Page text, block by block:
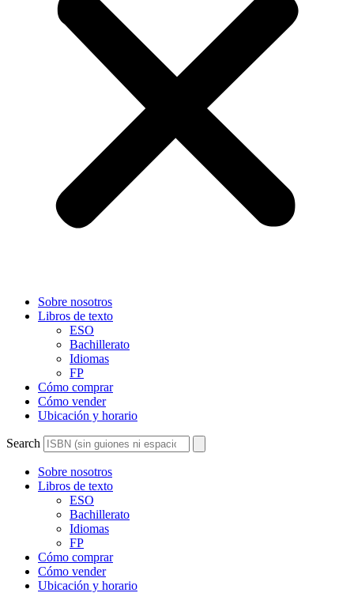
Sobre nosotros
Libros de texto
ESO
Bachillerato
Idiomas
FP
Cómo comprar
Cómo vender
Ubicación y horario
Search
Sobre nosotros
Libros de texto
ESO
Bachillerato
Idiomas
FP
Cómo comprar
Cómo vender
Ubicación y horario